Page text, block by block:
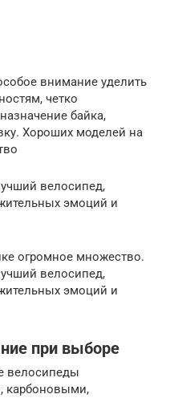
внимание уделить
четко
байка,
Хороших моделей на
велосипед,
эмоций и
огромное множество.
велосипед,
эмоций и
при выборе
велосипеды
карбоновыми,